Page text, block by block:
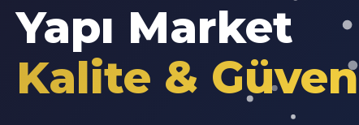
Yapı Market
Kalite & Güven